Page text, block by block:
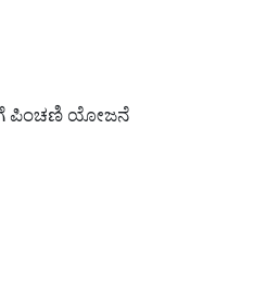
ಪಿಂಚಣಿ ಯೋಜನೆ